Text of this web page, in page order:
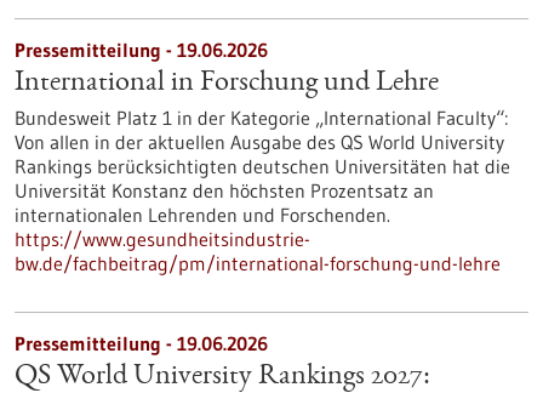
Pressemitteilung - 19.06.2026
International in Forschung und Lehre
Bundesweit Platz 1 in der Kategorie „International Faculty“:
Von allen in der aktuellen Ausgabe des QS World University
Rankings berücksichtigten deutschen Universitäten hat die
Universität Konstanz den höchsten Prozentsatz an
internationalen Lehrenden und Forschenden.
https://www.gesundheitsindustrie-
bw.de/fachbeitrag/pm/international-forschung-und-lehre
Pressemitteilung - 19.06.2026
QS World University Rankings 2027: